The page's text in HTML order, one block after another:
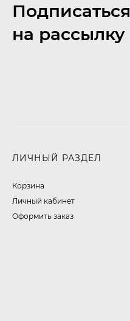
Подписаться
на рассылку
ЛИЧНЫЙ РАЗДЕЛ
Корзина
Личный кабинет
Оформить заказ